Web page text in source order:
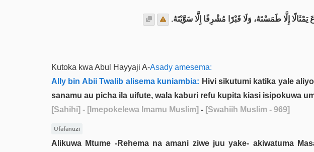
إِلَّا طَمَسْتَهُ، وَلَا قَبْرًا مُشْرِفًا إِلَّا سَوَّيْتَهُ.
Kutoka kwa Abul Hayyaji A-Asady amesema:
Ally bin Abii Twalib alisema kuniambia: Hivi sikutumi katika yale
sanamu au picha ila uifute, wala kaburi refu kupita kiasi isipokuwa
[Sahihi] - [Imepokelewa Imamu Muslim] - [Swahiih Muslim - 969]
Ufafanuzi
Alikuwa Mtume -Rehema na amani ziwe juu yake- akiwatuma